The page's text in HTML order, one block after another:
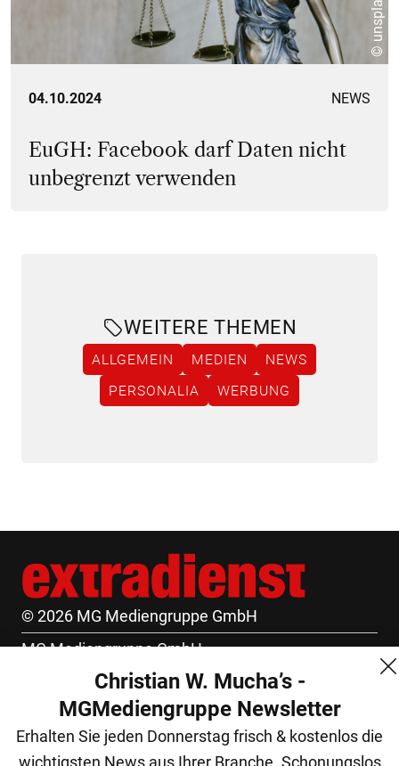
© unsplash
04.10.2024 NEWS
EuGH: Facebook darf Daten nicht
unbegrenzt verwenden
WEITERE THEMEN
ALLGEMEIN MEDIEN
NEWS
PERSONALIA
WERBUNG
© 2026 MG Mediengruppe GmbH
MG Mediengruppe GmbH
Burgring 1/7
1010 Wien
+43 (1) 522 14 14
Christian W. Mucha’s -
MGMediengruppe Newsletter
Erhalten Sie jeden Donnerstag frisch & kostenlos die
wichtigsten News aus Ihrer Branche. Schonungslos